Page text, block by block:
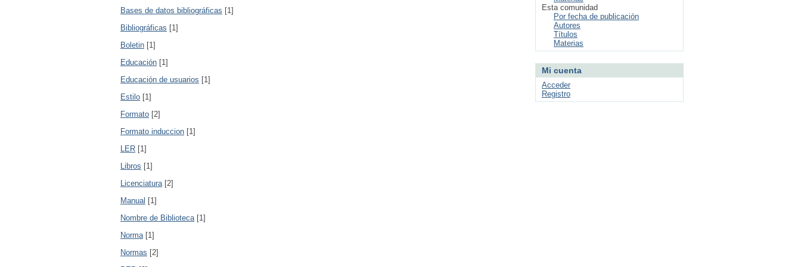
Bases de datos bibliográficas [1]
Bibliográficas [1]
Boletin [1]
Educación [1]
Educación de usuarios [1]
Estilo [1]
Formato [2]
Formato induccion [1]
LER [1]
Libros [1]
Licenciatura[2]
Manual [1]
Nombre de Biblioteca[1]
Norma[1]
Normas [2]
Esta comunidad
Por fecha de publicación
Autores
Títulos
Materias
Mi cuenta
Acceder
Registro